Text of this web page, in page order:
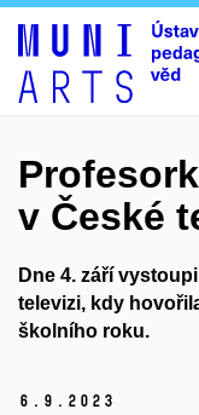
v České
Dne 4. září
televizi, kdy
školního roku.
6. 9. 2023